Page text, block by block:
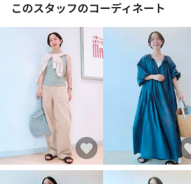
このスタッフのコーディネート